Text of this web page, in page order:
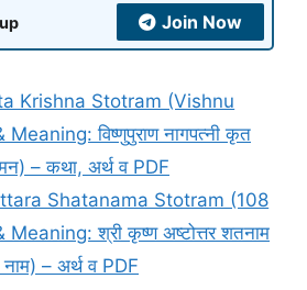
Join Now
Krishna Stotram (Vishnu
विष्णुपुराण नागपत्नी कृत
– कथा, अर्थ व PDF
Shatanama Stotram (108
श्री कृष्ण अष्टोत्तर शतनाम
– अर्थ व PDF